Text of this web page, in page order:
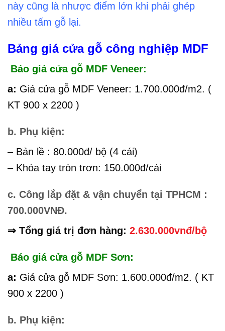
này cũng là nhược điểm lớn khi phải ghép
nhiều tấm gỗ lại.
Bảng giá cửa gỗ công nghiệp MDF
Báo giá cửa gỗ MDF Veneer:
a: Giá cửa gỗ MDF Veneer: 1.700.000đ/m2. (
KT 900 x 2200 )
b. Phụ kiện:
– Bản lề : 80.000đ/ bộ (4 cái)
– Khóa tay tròn trơn: 150.000đ/cái
c. Công lắp đặt & vận chuyển tại TPHCM :
700.000VNĐ.
⇒ Tổng giá trị đơn hàng: 2.630.000vnđ/bộ
Báo giá cửa gỗ MDF Sơn:
a: Giá cửa gỗ MDF Sơn: 1.600.000đ/m2. ( KT
900 x 2200 )
b. Phụ kiện: